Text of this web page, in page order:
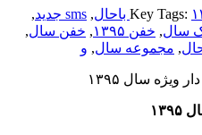
, sms جدید
,
سال, خفن ۱۳۹۵ , خفن سال,
, مجموعه سال, و
سال ۱۳۹۵